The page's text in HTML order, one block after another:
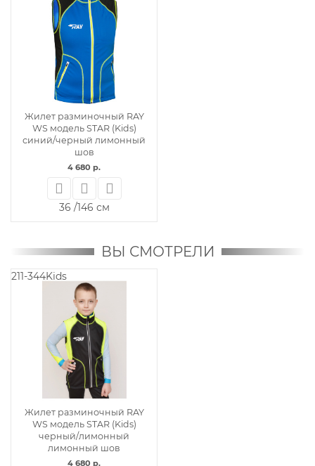
Жилет разминочный RAY
WS модель STAR (Kids)
синий/черный лимонный
шов
4 680 р.
36 /146 см
ВЫ СМОТРЕЛИ
211-344Kids
Жилет разминочный RAY
WS модель STAR (Kids)
черный/лимонный
лимонный шов
4 680 р.